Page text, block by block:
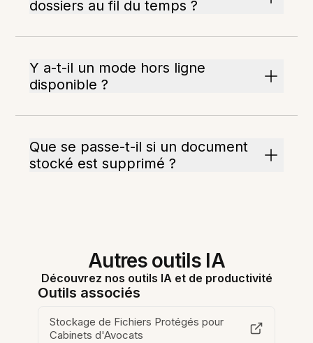
dossiers au fil du temps ?
Y a-t-il un mode hors ligne
disponible ?
Que se passe-t-il si un document
stocké est supprimé ?
Autres outils IA
Découvrez nos outils IA et de productivité
Outils associés
Stockage de Fichiers Protégés pour
Cabinets d'Avocats